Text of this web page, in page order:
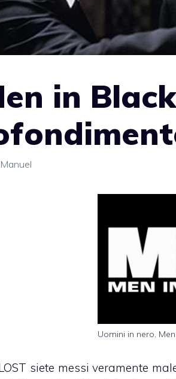
in
Manuel
Uomini in nero,
siete messi veramente